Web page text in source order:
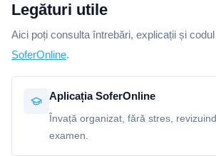
Legături utile
Aici poți consulta întrebări, explicații și
SoferOnline.
Aplicația SoferOnline
Învață organizat, fără stres,
examen.